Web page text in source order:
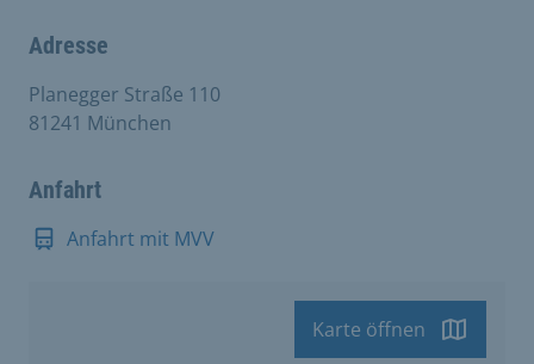
Adresse
Planegger Straße 110
81241 München
Anfahrt
Anfahrt mit MVV
Karte öffnen